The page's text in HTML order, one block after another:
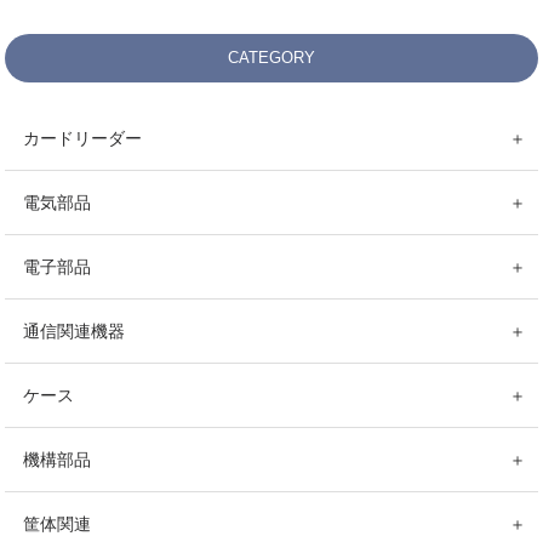
CATEGORY
カードリーダー ＋
電気部品 ＋
電子部品 ＋
通信関連機器 ＋
ケース ＋
機構部品 ＋
筐体関連 ＋